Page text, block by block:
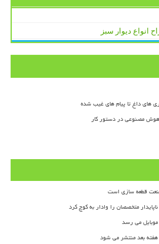
انواع دیوار سبز
های داغ تا پیام های غیب شده
هوش مصنوعی در دستور کار
قطعه سازی است
متخصصان را وادار به کوچ کرد
موبایل می رسد
هفته بعد منتشر می شود